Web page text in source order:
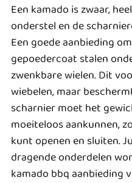
Een kamado is zwaar,
onderstel en de
Een goede aanbieding
gepoedercoat stalen
zwenkbare wielen. Dit
wiebelen, maar
scharnier moet het
moeiteloos aankunnen,
kunt openen en sluiten.
dragende onderdelen
kamado bbq aanbieding